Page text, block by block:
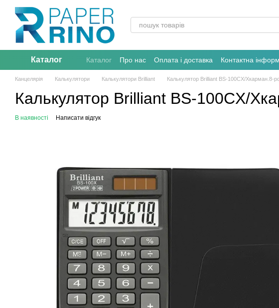
Перейти до основного контенту
Каталог Каталог Про нас Оплата і доставка Контактна
Канцелярія Калькулятори Калькулятори Brilliant Калькулятор Brilliant BS-100СX/
Калькулятор Brilliant BS-100СX/
В наявності Написати відгук